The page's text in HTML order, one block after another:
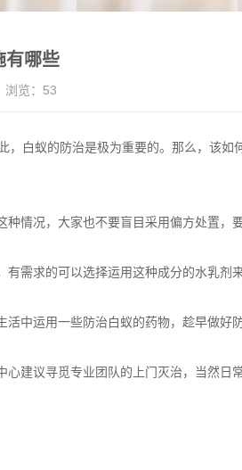
有哪些
浏览： 53
白蚁的防治是极为重要的。那么，该如
种情况，大家也不要盲目采用偏方处置，
有需求的可以选择运用这种成分的水乳剂
中运用一些防治白蚁的药物，趁早做好
心建议寻觅专业团队的 上门灭治， 当然日